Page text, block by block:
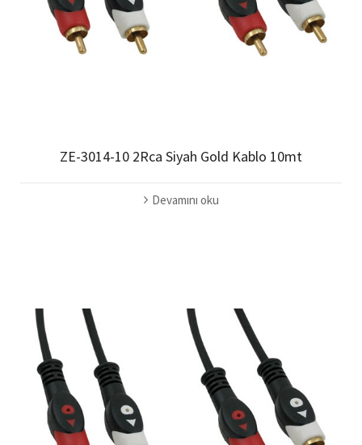
ZE-3014-10 2Rca Siyah Gold Kablo 10mt
Devamını oku